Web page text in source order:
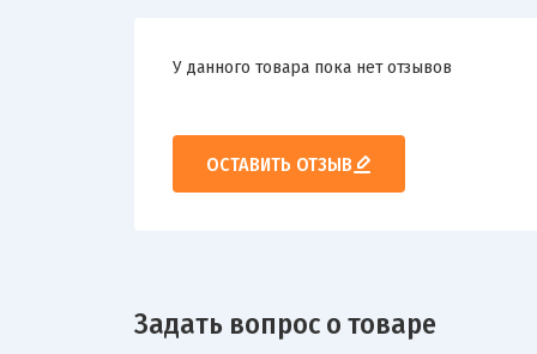
У данного товара пока нет отзывов
ОСТАВИТЬ ОТЗЫВ
Задать вопрос о товаре